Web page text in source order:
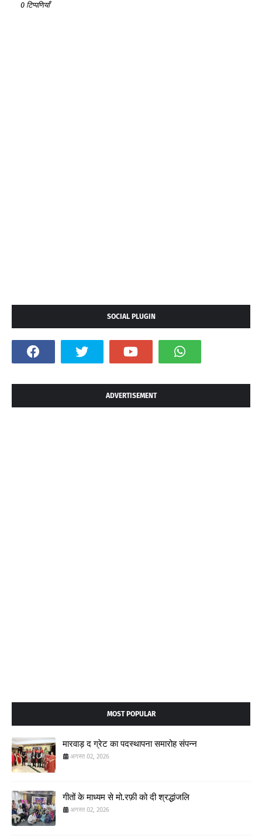
0 टिप्पणियाँ
SOCIAL PLUGIN
ADVERTISEMENT
MOST POPULAR
मारवाड़ द ग्रेट का पदस्थापना समारोह संपन्न
अगस्त 02, 2026
गीतों के माध्यम से मो.रफ़ी को दी श्रद्धांजलि
अगस्त 02, 2026